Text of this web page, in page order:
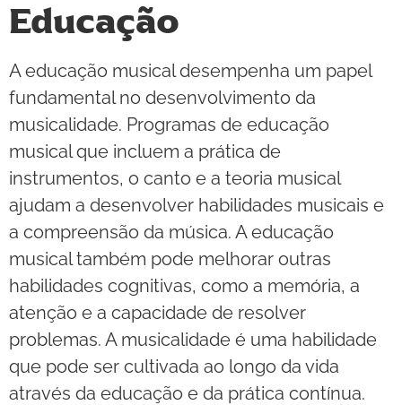
Educação
A educação musical desempenha um papel
fundamental no desenvolvimento da
musicalidade. Programas de educação
musical que incluem a prática de
instrumentos, o canto e a teoria musical
ajudam a desenvolver habilidades musicais e
a compreensão da música. A educação
musical também pode melhorar outras
habilidades cognitivas, como a memória, a
atenção e a capacidade de resolver
problemas. A musicalidade é uma habilidade
que pode ser cultivada ao longo da vida
através da educação e da prática contínua.